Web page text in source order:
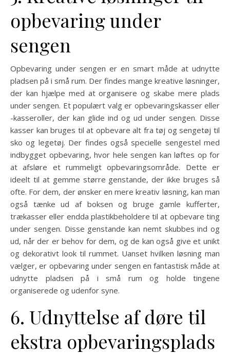
opbevaring under
sengen
Opbevaring under sengen er en smart måde at udnytte
pladsen på i små rum. Der findes mange kreative løsninger,
der kan hjælpe med at organisere og skabe mere plads
under sengen. Et populært valg er opbevaringskasser eller
-kasseroller, der kan glide ind og ud under sengen. Disse
kasser kan bruges til at opbevare alt fra tøj og sengetøj til
sko og legetøj. Der findes også specielle sengestel med
indbygget opbevaring, hvor hele sengen kan løftes op for
at afsløre et rummeligt opbevaringsområde. Dette er
ideelt til at gemme større genstande, der ikke bruges så
ofte. For dem, der ønsker en mere kreativ løsning, kan man
også tænke ud af boksen og bruge gamle kufferter,
trækasser eller endda plastikbeholdere til at opbevare ting
under sengen. Disse genstande kan nemt skubbes ind og
ud, når der er behov for dem, og de kan også give et unikt
og dekorativt look til rummet. Uanset hvilken løsning man
vælger, er opbevaring under sengen en fantastisk måde at
udnytte pladsen på i små rum og holde tingene
organiserede og udenfor syne.
6. Udnyttelse af døre til
ekstra opbevaringsplads